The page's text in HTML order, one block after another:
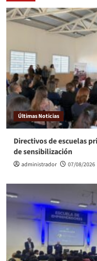
Últimas Noticias
Directivos de escuelas
de sensibilización
administrador 07/08/2026